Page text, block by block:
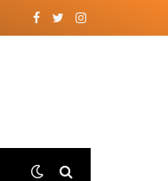
Facebook
TwitterInstagram